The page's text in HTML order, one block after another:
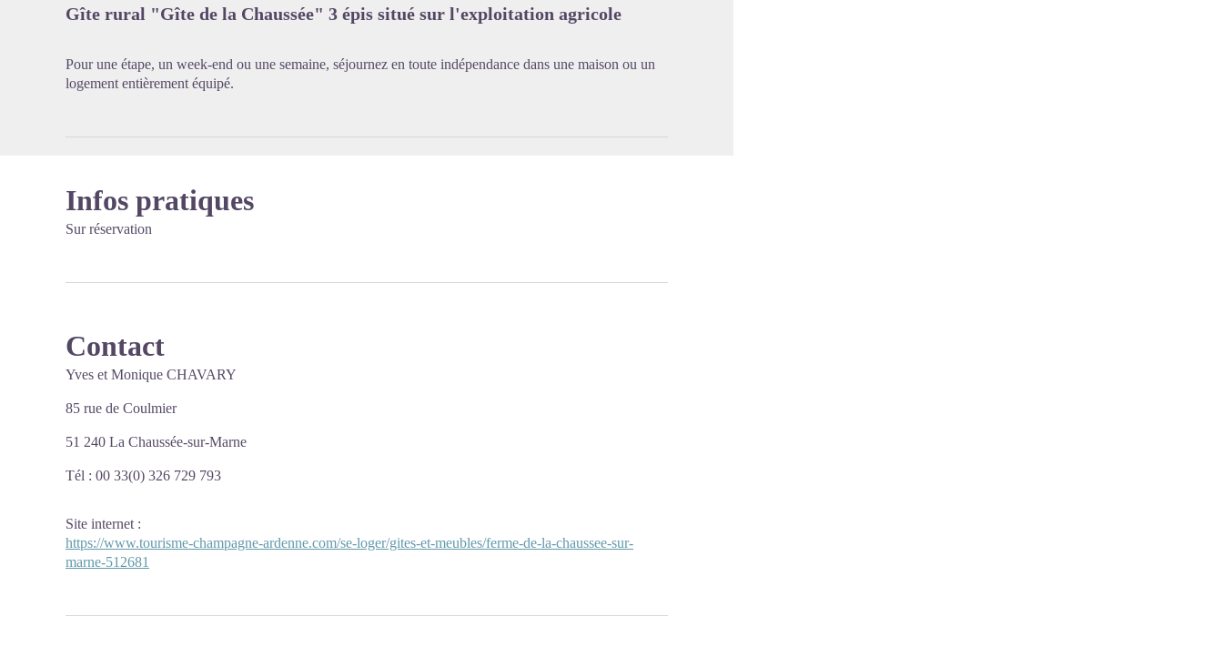
Gîte rural "Gîte de la Chaussée" 3 épis situé sur l'exploitation agricole
Pour une étape, un week-end ou une semaine, séjournez en toute indépendance dans une maison ou un
logement entièrement équipé.
Infos pratiques
Sur réservation
Contact
Yves et Monique CHAVARY
85 rue de Coulmier
51 240 La Chaussée-sur-Marne
Tél : 00 33(0) 326 729 793
Site internet :
https://www.tourisme-champagne-ardenne.com/se-loger/gites-et-meubles/ferme-de-la-chaussee-sur-
marne-512681